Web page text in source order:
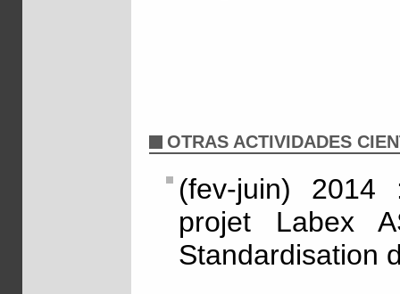
OTRAS ACTIVIDADES
(fev-juin) 2014
projet Labex
Standardisation